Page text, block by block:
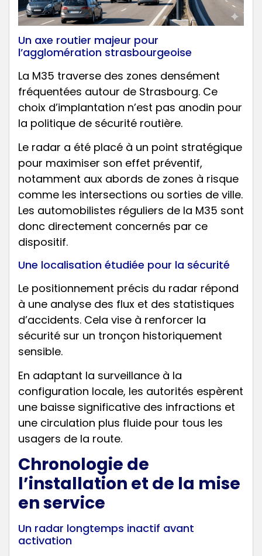
Un axe routier majeur pour
l’agglomération strasbourgeoise
La M35 traverse des zones densément
fréquentées autour de Strasbourg. Ce
choix d’implantation n’est pas anodin pour
la politique de sécurité routière.
Le radar a été placé à un point stratégique
pour maximiser son effet préventif,
notamment aux abords de zones à risque
comme les intersections ou sorties de ville.
Les automobilistes réguliers de la M35 sont
donc directement concernés par ce
dispositif.
Une localisation étudiée pour la sécurité
Le positionnement précis du radar répond
à une analyse des flux et des statistiques
d’accidents. Cela vise à renforcer la
sécurité sur un tronçon historiquement
sensible.
En adaptant la surveillance à la
configuration locale, les autorités espèrent
une baisse significative des infractions et
une circulation plus fluide pour tous les
usagers de la route.
Chronologie de
l’installation et de la mise
en service
Un radar longtemps inactif avant
activation